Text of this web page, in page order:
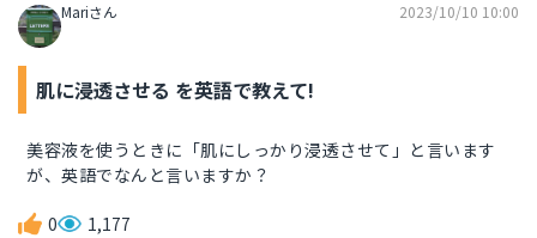
Mariさん 2023/10/10 10:00
肌に浸透させる を英語で教えて!
美容液を使うときに「肌にしっかり浸透させて」と言います
が、英語でなんと言いますか？
0 1,177